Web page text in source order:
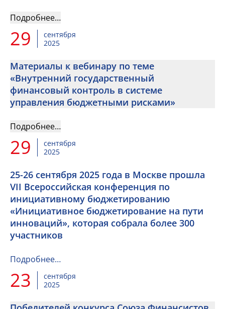
Подробнее…
29
сентября
2025
Материалы к вебинару по теме
«Внутренний государственный
финансовый контроль в системе
управления бюджетными рисками»
Подробнее…
29
сентября
2025
25-26 сентября 2025 года в Москве прошла
VII Всероссийская конференция по
инициативному бюджетированию
«Инициативное бюджетирование на пути
инноваций», которая собрала более 300
участников
Подробнее…
23
сентября
2025